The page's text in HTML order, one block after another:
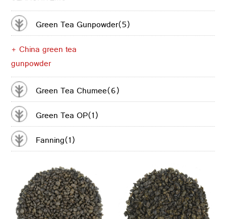
Green Tea Gunpowder(5)
+ China green tea
gunpowder
Green Tea Chumee(6)
Green Tea OP(1)
Fanning(1)
CONTACTER